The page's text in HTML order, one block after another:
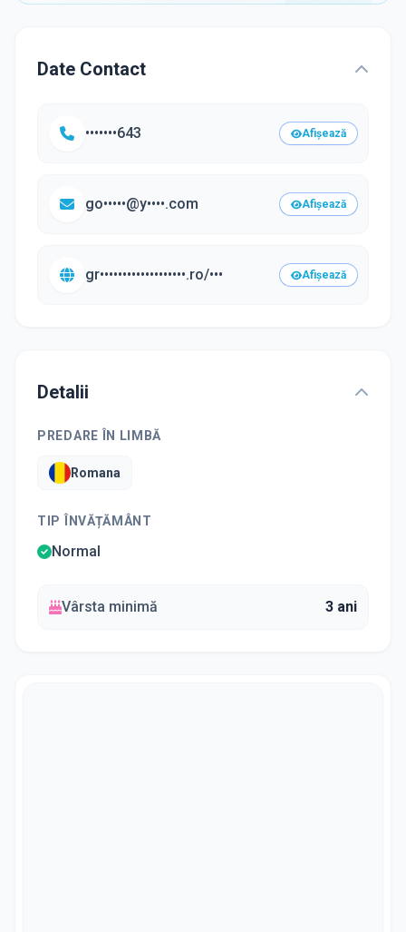
Date Contact
•••••••643 Afișează
go•••••@y••••.com Afișează
gr•••••••••••••••••••.ro/••• Afișează
Detalii
PREDARE ÎN LIMBĂ
Romana
TIP ÎNVĂȚĂMÂNT
Normal
Vârsta minimă 3 ani